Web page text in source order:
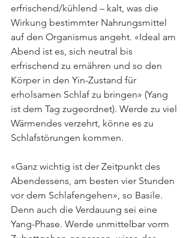
erfrischend/kühlend – kalt, was die
Wirkung bestimmter Nahrungsmittel
auf den Organismus angeht. «Ideal am
Abend ist es, sich neutral bis
erfrischend zu ernähren und so den
Körper in den Yin-Zustand für
erholsamen Schlaf zu bringen» (Yang
ist dem Tag zugeordnet). Werde zu viel
Wärmendes verzehrt, könne es zu
Schlafstörungen kommen.
«Ganz wichtig ist der Zeitpunkt des
Abendessens, am besten vier Stunden
vor dem Schlafengehen», so Basile.
Denn auch die Verdauung sei eine
Yang-Phase. Werde unmittelbar vorm